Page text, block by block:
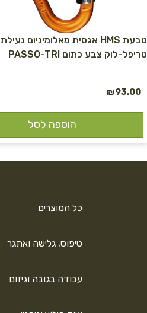
טבעת HMS אגסית מאלומיניום נעילת
טריפל-לוק צבע כתום PASSO-TRI
₪93.00
הוספה לסל
כל המוצרים
טיפוס, גלישה ואתגר
עבודה בגובה וגיזום